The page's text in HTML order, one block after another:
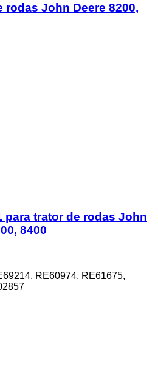
rodas John Deere 8200,
para trator de rodas John
8400
RE60974, RE61675,